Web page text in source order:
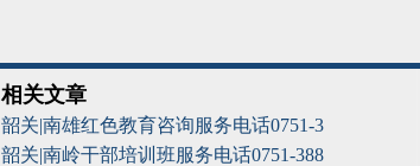
相关文章
韶关|南雄红色教育咨询服务电话0751-3
韶关|南岭干部培训班服务电话0751-388